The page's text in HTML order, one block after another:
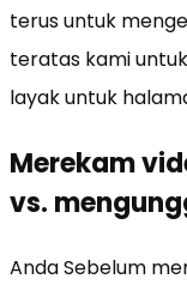
terus untuk
teratas kami
layak untuk
Merekam
vs.
Anda Sebelum